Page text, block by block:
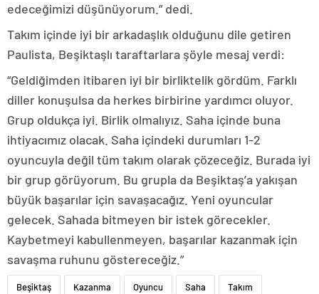
edeceğimizi düşünüyorum.” dedi.
Takım içinde iyi bir arkadaşlık olduğunu dile getiren
Paulista, Beşiktaşlı taraftarlara şöyle mesaj verdi:
“Geldiğimden itibaren iyi bir birliktelik gördüm. Farklı
diller konuşulsa da herkes birbirine yardımcı oluyor.
Grup oldukça iyi. Birlik olmalıyız. Saha içinde buna
ihtiyacımız olacak. Saha içindeki durumları 1-2
oyuncuyla değil tüm takım olarak çözeceğiz. Burada iyi
bir grup görüyorum. Bu grupla da Beşiktaş’a yakışan
büyük başarılar için savaşacağız. Yeni oyuncular
gelecek. Sahada bitmeyen bir istek görecekler.
Kaybetmeyi kabullenmeyen, başarılar kazanmak için
savaşma ruhunu göstereceğiz.”
Beşiktaş Kazanma Oyuncu Saha Takım